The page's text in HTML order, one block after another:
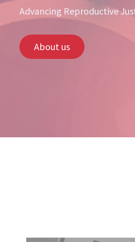
Advancing Reproductive
About us